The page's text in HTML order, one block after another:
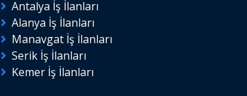
Antalya İş İlanları
Alanya İş İlanları
Manavgat İş İlanları
Serik İş İlanları
Kemer İş İlanları